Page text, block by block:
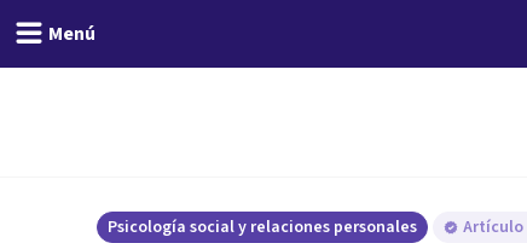
Menú
Psicología social y relaciones personales Artículo